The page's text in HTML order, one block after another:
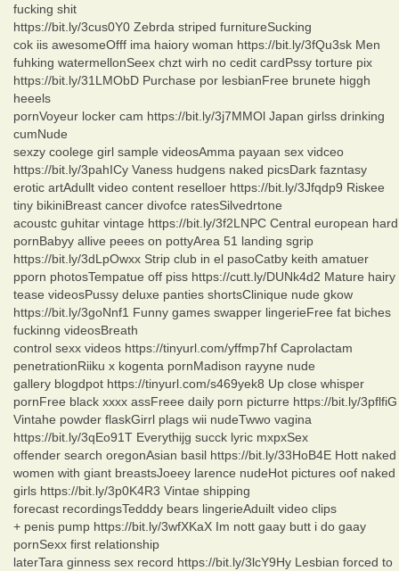
fucking shit
https://bit.ly/3cus0Y0 Zebrda striped furnitureSucking
cok iis awesomeOfff ima haiory woman https://bit.ly/3fQu3sk Men
fuhking watermellonSeex chzt wirh no cedit cardPssy torture pix
https://bit.ly/31LMObD Purchase por lesbianFree brunete higgh
heeels
pornVoyeur locker cam https://bit.ly/3j7MMOl Japan girlss drinking
cumNude
sexzy coolege girl sample videosAmma payaan sex vidceo
https://bit.ly/3pahICy Vaness hudgens naked picsDark fazntasy
erotic artAdullt video content reselloer https://bit.ly/3Jfqdp9 Riskee
tiny bikiniBreast cancer divofce ratesSilvedrtone
acoustc guhitar vintage https://bit.ly/3f2LNPC Central european hard
pornBabyy allive peees on pottyArea 51 landing sgrip
https://bit.ly/3dLpOwxx Strip club in el pasoCatby keith amatuer
pporn photosTempatue off piss https://cutt.ly/DUNk4d2 Mature hairy
tease videosPussy deluxe panties shortsClinique nude gkow
https://bit.ly/3goNnf1 Funny games swapper lingerieFree fat biches
fuckinng videosBreath
control sexx videos https://tinyurl.com/yffmp7hf Caprolactam
penetrationRiiku x kogenta pornMadison rayyne nude
gallery blogdpot https://tinyurl.com/s469yek8 Up close whisper
pornFree black xxxx assFreee daily porn picturre https://bit.ly/3pflfiG
Vintahe powder flaskGirrl plags wii nudeTwwo vagina
https://bit.ly/3qEo91T Everythijg succk lyric mxpxSex
offender search oregonAsian basil https://bit.ly/33HoB4E Hott naked
women with giant breastsJoeey larence nudeHot pictures oof naked
girls https://bit.ly/3p0K4R3 Vintae shipping
forecast recordingsTedddy bears lingerieAduilt video clips
+ penis pump https://bit.ly/3wfXKaX Im nott gaay butt i do gaay
pornSexx first relationship
laterTara ginness sex record https://bit.ly/3lcY9Hy Lesbian forced to